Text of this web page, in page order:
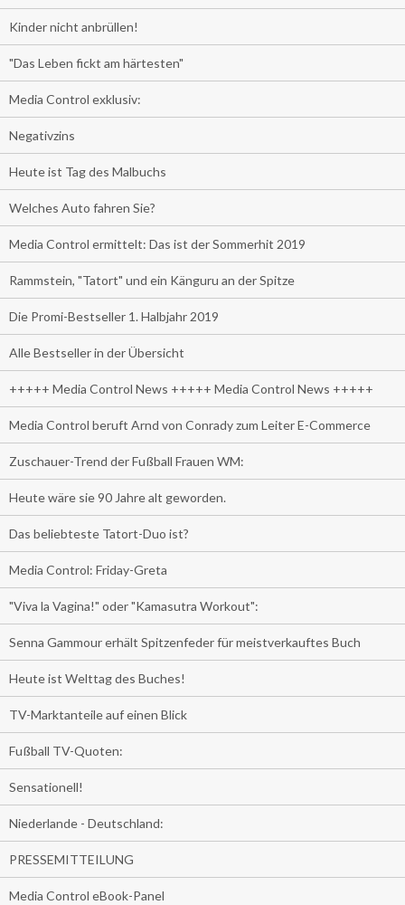
Kinder nicht anbrüllen!
"Das Leben fickt am härtesten"
Media Control exklusiv:
Negativzins
Heute ist Tag des Malbuchs
Welches Auto fahren Sie?
Media Control ermittelt: Das ist der Sommerhit 2019
Rammstein, "Tatort" und ein Känguru an der Spitze
Die Promi-Bestseller 1. Halbjahr 2019
Alle Bestseller in der Übersicht
+++++ Media Control News +++++ Media Control News +++++
Media Control beruft Arnd von Conrady zum Leiter E-Commerce
Zuschauer-Trend der Fußball Frauen WM:
Heute wäre sie 90 Jahre alt geworden.
Das beliebteste Tatort-Duo ist?
Media Control: Friday-Greta
"Viva la Vagina!" oder "Kamasutra Workout":
Senna Gammour erhält Spitzenfeder für meistverkauftes Buch
Heute ist Welttag des Buches!
TV-Marktanteile auf einen Blick
Fußball TV-Quoten:
Sensationell!
Niederlande - Deutschland:
PRESSEMITTEILUNG
Media Control eBook-Panel